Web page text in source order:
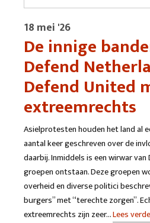
18 mei '26
De innige
Defend
Defend United
extreemrechts
Asielprotesten houden het land al
aantal keer geschreven over de
daarbij. Inmiddels is een wirwar
groepen ontstaan. Deze groepen
overheid en diverse politici
burgers” met “terechte zorgen”.
extreemrechts zijn zeer…Lees